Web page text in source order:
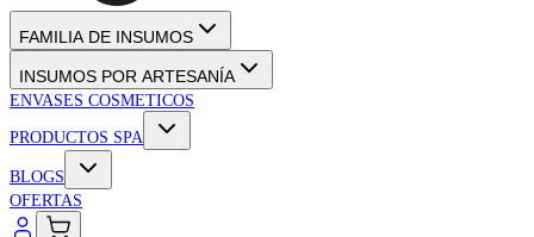
FAMILIA DE INSUMOS
INSUMOS POR ARTESANÍA
ENVASES COSMETICOS
PRODUCTOS SPA
BLOGS
OFERTAS